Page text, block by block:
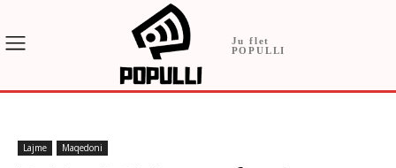
Ju flet
POPULLI
Lajme Maqedoni